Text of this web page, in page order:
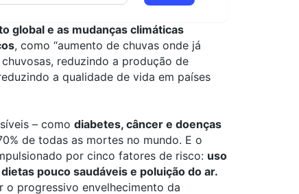
global e as mudanças climáticas
, como “aumento de chuvas onde já
reduzindo a produção de
a qualidade de vida em países
– como diabetes, câncer e doenças
de todas as mortes no mundo. E o
por cinco fatores de risco: uso
pouco saudáveis e poluição do ar.
o progressivo envelhecimento da